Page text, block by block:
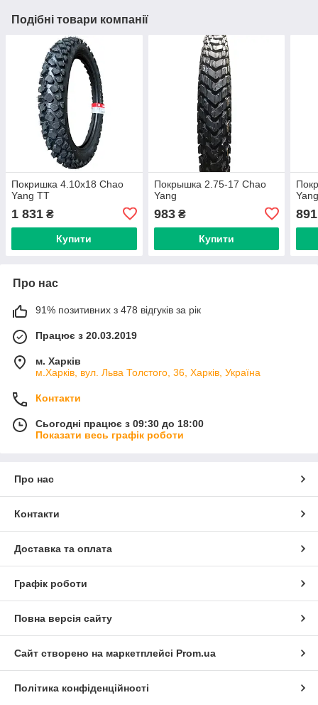
Подібні товари компанії
Покришка 4.10x18 Chao
Yang TT
1 831 ₴
Купити
Покрышка 2.75-17 Chao
Yang
983₴
Купити
891
Про нас
91% позитивних з 478 відгуків за рік
Працює з 20.03.2019
м. Харків
м.Харків, вул. Льва Толстого, 36, Харків, Україна
Контакти
Сьогодні працює з 09:30 до 18:00
Показати весь графік роботи
Про нас
Контакти
Доставка та оплата
Графік роботи
Повна версія сайту
Сайт створено на маркетплейсі Prom.ua
Політика конфіденційності